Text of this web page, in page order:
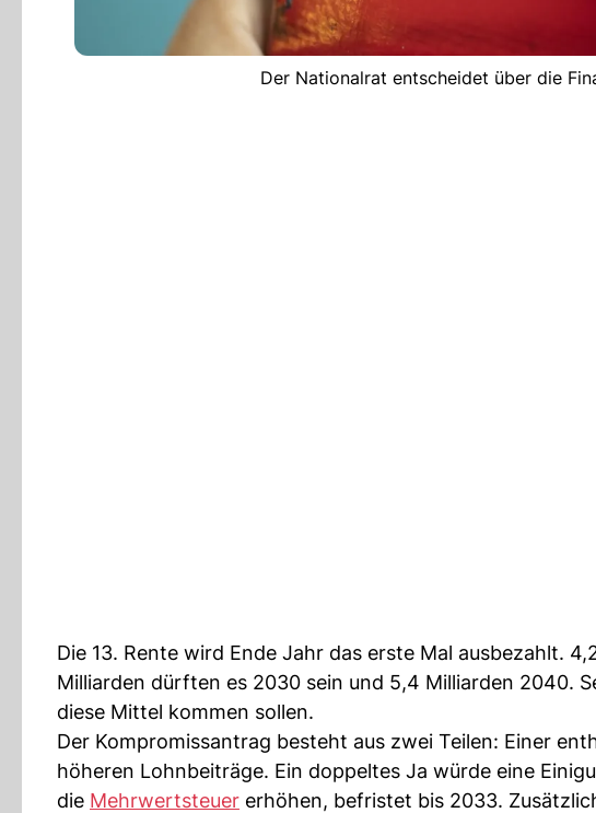
Der Nationalrat entscheidet über die
Die 13. Rente wird Ende Jahr das erste Mal ausbezahlt.
Milliarden dürften es 2030 sein und 5,4 Milliarden 2040.
diese Mittel kommen sollen.
Der Kompromissantrag besteht aus zwei Teilen: Einer
höheren Lohnbeiträge. Ein doppeltes Ja würde eine
die Mehrwertsteuer erhöhen, befristet bis 2033.